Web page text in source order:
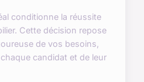
conditionne la réussite
Cette décision repose
de vos besoins,
candidat et de leur